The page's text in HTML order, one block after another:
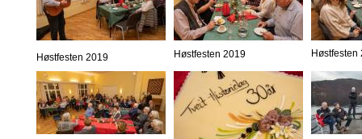
Høstfesten 2019 Høstfesten 2019 Høstfesten